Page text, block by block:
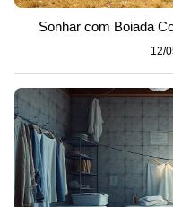
Sonhar com Boiada
12/